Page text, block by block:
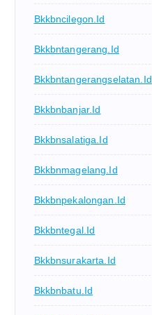
Bkkbncilegon.id
Bkkbntangerang.id
Bkkbntangerangselatan.id
Bkkbnbanjar.id
Bkkbnsalatiga.id
Bkkbnmagelang.id
Bkkbnpekalongan.id
Bkkbntegal.id
Bkkbnsurakarta.id
Bkkbnbatu.id